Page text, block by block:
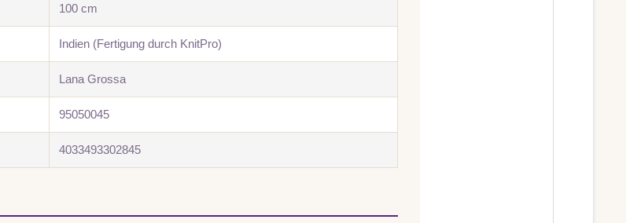
100 cm
Indien (Fertigung durch KnitPro)
Lana Grossa
95050045
4033493302845